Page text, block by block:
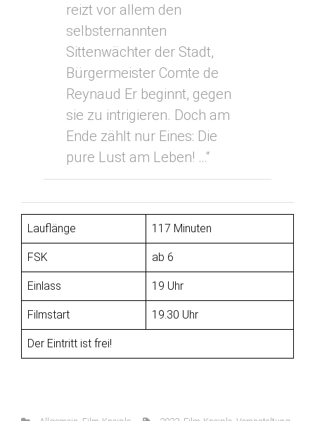
reizt vor allem den
selbsternannten
Sittenwächter der Stadt,
Bürgermeister Comte de
Reynaud Er beginnt, gegen
sie zu intrigieren. Doch am
Ende zählt nur Eines: Die
pure Lust am Leben! …“
Lauflänge 117 Minuten
FSK ab 6
Einlass 19 Uhr
Filmstart 19.30 Uhr
Der Eintritt ist frei!